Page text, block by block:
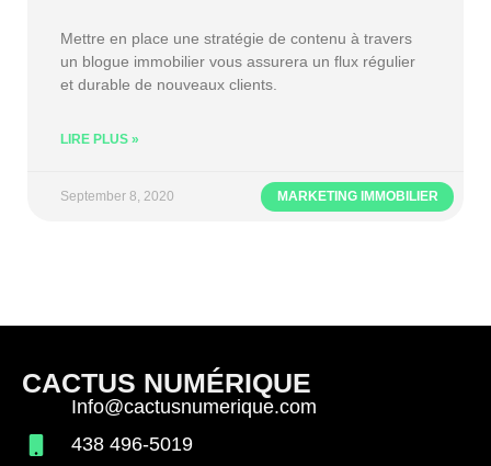
MARKETING IMMOBILIER
Mettre en place une stratégie de contenu à travers
un blogue immobilier vous assurera un flux régulier
et durable de nouveaux clients.
LIRE PLUS »
September 8, 2020
CACTUS NUMÉRIQUE
Info@cactusnumerique.com
438 496-5019